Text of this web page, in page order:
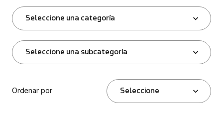
Seleccione una categoría
Seleccione una subcategoría
Ordenar por Seleccione